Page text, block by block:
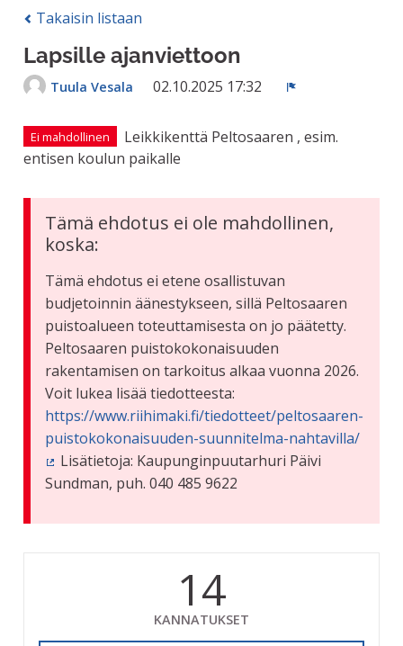
Takaisin listaan
Lapsille ajanviettoon
Tuula Vesala 02.10.2025 17:32
Ei mahdollinen
Leikkikenttä Peltosaaren , esim.
entisen koulun paikalle
Tämä ehdotus ei ole mahdollinen,
koska:
Tämä ehdotus ei etene osallistuvan
budjetoinnin äänestykseen, sillä Peltosaaren
puistoalueen toteuttamisesta on jo päätetty.
Peltosaaren puistokokonaisuuden
rakentamisen on tarkoitus alkaa vuonna 2026.
Voit lukea lisää tiedotteesta:
https://www.riihimaki.fi/tiedotteet/peltosaaren-
puistokokonaisuuden-suunnitelma-nahtavilla/
(Ulkoinen linkki)
Lisätietoja: Kaupunginpuutarhuri Päivi
Sundman, puh. 040 485 9622
14
KANNATUKSET